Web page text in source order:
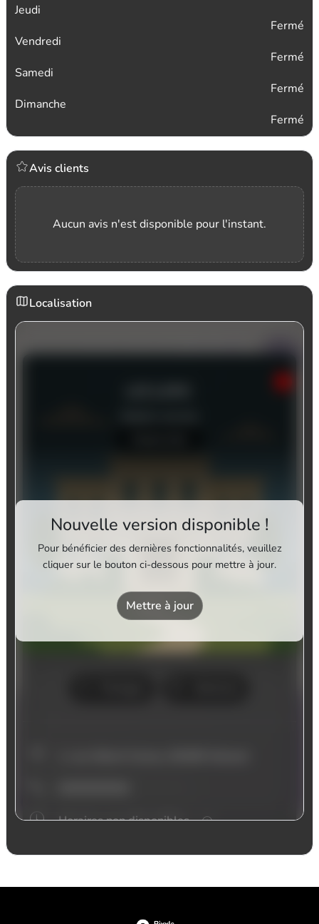
Jeudi
Fermé
Vendredi
Fermé
Samedi
Fermé
Dimanche
Fermé
Avis clients
Aucun avis n'est disponible pour l'instant.
Localisation